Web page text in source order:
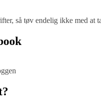
så tøv endelig ikke med at